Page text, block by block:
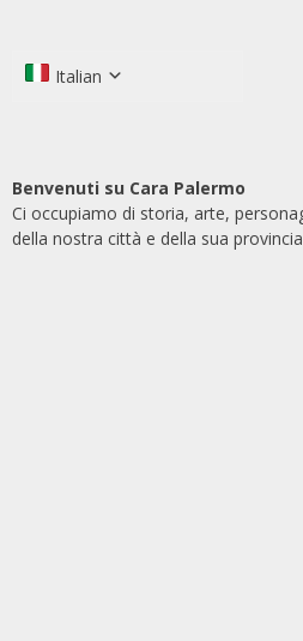
Italian
Benvenuti su Cara Palermo
Ci occupiamo di storia, arte,
della nostra città e della sua